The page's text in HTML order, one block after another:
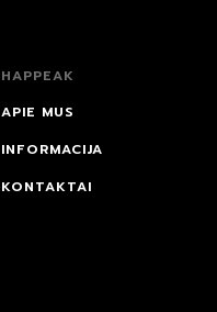
HAPPEAK
APIE MUS
INFORMACIJA
KONTAKTAI